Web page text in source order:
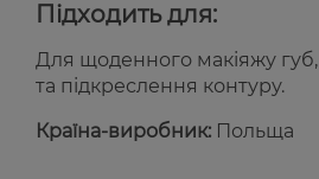
Підходить для:
Для щоденного макіяжу
та підкреслення контуру.
Країна-виробник: Польща